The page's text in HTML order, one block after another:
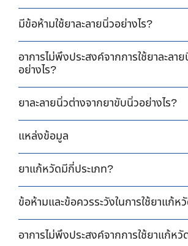
มีข้อห้ามใช้ยาละลายนิ่วอย่างไร?
อาการไม่พึงประสงค์จากการใช้ยาละลา
อย่างไร?
ยาละลายนิ่วต่างจากยาขับนิ่วอย่างไร?
แหล่งข้อมูล
ยาแก้หวัดมีกี่ประเภท?
ข้อห้ามและข้อควรระวังในการใช้ยาแก้ห
อาการไม่พึงประสงค์จากการใช้ยาแก้หวั